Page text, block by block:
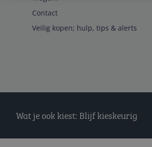
Contact
Veilig kopen; hulp, tips & alerts
Wat je ook kiest: Blijf kieskeurig